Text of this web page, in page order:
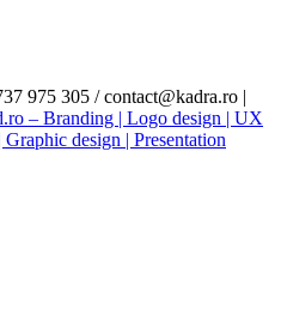
975 305 / contact@kadra.ro |
– Branding | Logo design | UX
design | Presentation